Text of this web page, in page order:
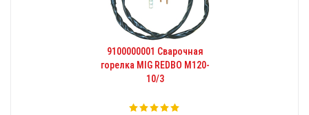
9100000001 Сварочная
горелка МIG REDBO M120-
10/3